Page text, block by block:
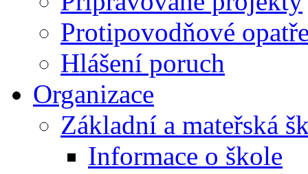
Protipovodňové
Hlášení poruch
Organizace
Základní a mateřská
Informace o škole